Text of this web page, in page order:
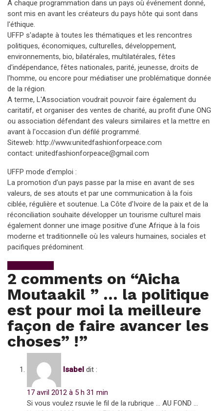
A chaque programmation dans un pays où événement donné,
sont mis en avant les créateurs du pays hôte qui sont dans
l'éthique.
UFFP s'adapte à toutes les thématiques et les rencontres
politiques, économiques, culturelles, développement,
environnements, bio, bilatérales, multilatérales, fêtes
d'indépendance, fêtes nationales, parité, jeunesse, droits de
l'homme, ou encore pour médiatiser une problématique donnée
de la région.
A terme, L'Association voudrait pouvoir faire également du
caritatif, et organiser des ventes de charité, au profit d’une ONG
ou association défendant des valeurs similaires et la mettre en
avant à l'occasion d'un défilé programmé.
Siteweb: http://www.unitedfashionforpeace.com
contact: unitedfashionforpeace@gmail.com
UFFP mode d'emploi :
La promotion d’un pays passe par la mise en avant de ses
valeurs, de ses atouts et par une communication à la fois
ciblée, régulière et soutenue. La Côte d'Ivoire de la paix et de la
réconciliation souhaite développer un tourisme culturel mais
également donner une image positive d’une Afrique à la fois
moderne et traditionnelle où les valeurs humaines, sociales et
pacifiques prédominent.
2 comments on “Aicha
Moutaakil ” … la politique
est pour moi la meilleure
façon de faire avancer les
choses” !”
Isabel dit :
17 avril 2012 à 5 h 31 min
Si vous voulez rsuvie le fil de la rubrique … AU FOND …